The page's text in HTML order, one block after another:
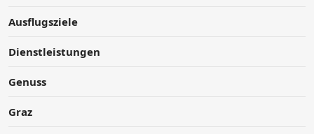
Ausflugsziele
Dienstleistungen
Genuss
Graz